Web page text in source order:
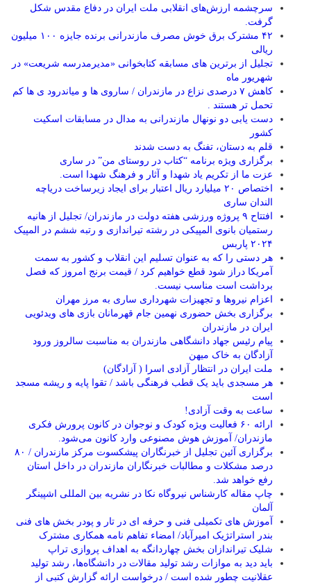
سرچشمه ارزش‌های انقلابی ملت ایران در دفاع مقدس شکل
گرفت.
۴۲ مشترک برق خوش مصرف مازندرانی برنده جایزه ۱۰۰ میلیون
ریالی
تجلیل از برترین های مسابقه کتابخوانی «مدیرمدرسه شریعت» در
شهریور ماه
کاهش ۷ درصدی نزاع در مازندران / ساروی ها و میاندرود ی ها کم
تحمل تر هستند‌ .
دست یابی دو نونهال مازندرانی به مدال در مسابقات اسکیت
کشور
قلم به دستان، تفنگ به دست شدند
برگزاری ویژه برنامه “کتاب در روستای من” در ساری
عزت ما از تکریم یاد شهدا و آثار و فرهنگ شهدا است.
اختصاص ۲۰ میلیارد ریال اعتبار برای ایجاد زیرساخت دریاچه
الندان ساری
افتتاح ۹ پروژه ورزشی هفته دولت در مازندران/ تجلیل از هانیه
رستمیان بانوی المپیکی در رشته تیراندازی و رتبه ششم در المپیک
۲۰۲۴ پاربس
هر دستی را که به عنوان تسلیم این انقلاب و کشور به سمت
آمريکا دراز شود قطع خواهیم کرد / قیمت برنج امروز که فصل
برداشت است مناسب نیست.
اعزام نیروها و تجهیزات شهرداری ساری به مرز مهران
برگزاری بخش حضوری نهمین جام قهرمانان بازی های ویدئویی
ایران در مازندران
پیام رئیس جهاد دانشگاهی مازندران به مناسبت سالروز ورود
آزادگان به خاک میهن
ملت ایران در انتظار آزادی اسرا ( آزادگان)
هر مسجدی باید یک قطب فرهنگی باشد / تقوا پایه و ریشه مسجد
است
ساعت به وقت آزادی!
ارائه ۶۰ فعالیت ویژه کودک و نوجوان در کانون پرورش فکری
مازندران/ آموزش هوش مصنوعی وارد کانون می‌شود.
برگزاری آئین تجلیل از خبرنگاران پیشکسوت مرکز مازندران / ۸۰
درصد مشکلات و مطالبات خبرنگاران مازندران در داخل استان
رفع خواهد شد.
چاپ مقاله کارشناس نيروگاه نكا در نشریه بین المللی اشپینگر
آلمان
آموزش های تکمیلی فنی و حرفه ای در تار و پودر بخش های فنی
بندر استراتژیک امیرآباد/ امضاء تفاهم نامه همکاری مشترک
شلیک تیراندازان بخش چهاردانگه به اهداف پروازی تراپ
باید دید به موازات رشد تولید مقالات در دانشگاه‌ها، رشد تولید
عقلانیت چطور شده است / درخواست ارائه گزارش کتبی از